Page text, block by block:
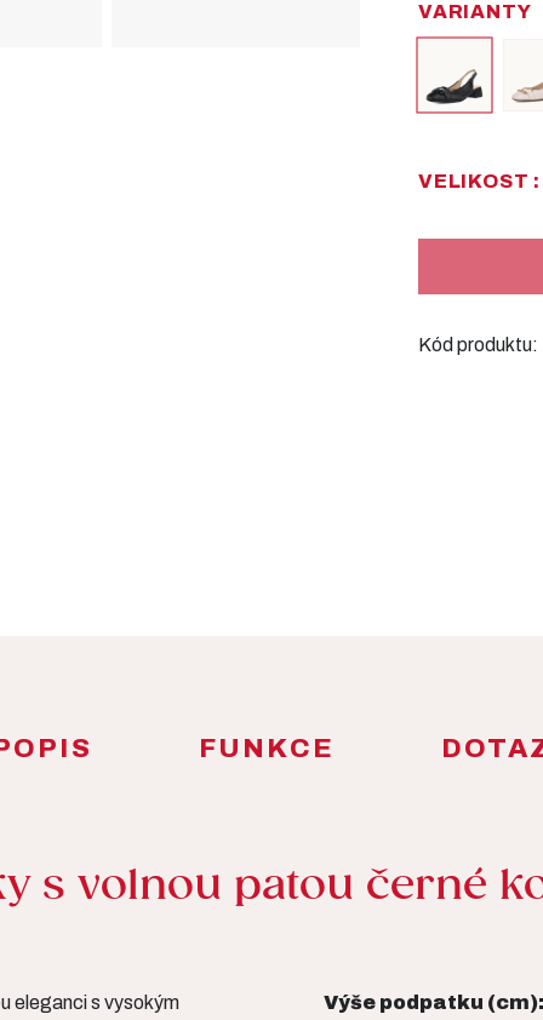
VARIANTY
VELIKOST :
Kód produktu:
FUNKCE
s volnou patou černé
eleganci s vysokým Výše podpatku